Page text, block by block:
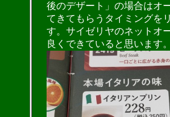
後のデザート」の場合はオ
てきてもらうタイミングを
す。サイゼリヤのネットオ
良くできていると思います。